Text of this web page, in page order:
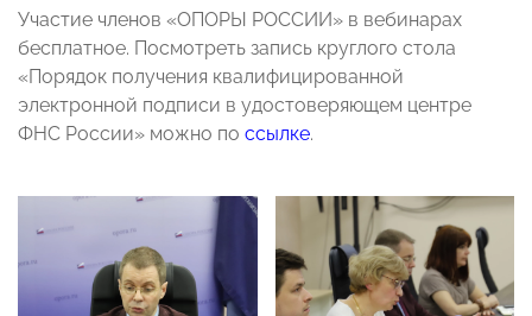
Участие членов «ОПОРЫ РОССИИ» в вебинарах
бесплатное. Посмотреть запись круглого стола
«Порядок получения квалифицированной
электронной подписи в удостоверяющем центре
ФНС России» можно по ссылке.